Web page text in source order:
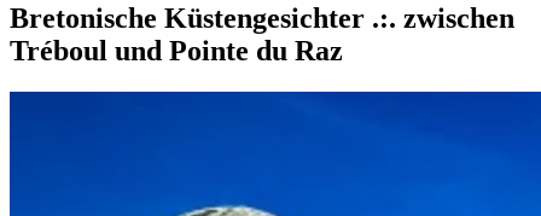
Bretonische Küstengesichter .:. zwischen
Tréboul und Pointe du Raz